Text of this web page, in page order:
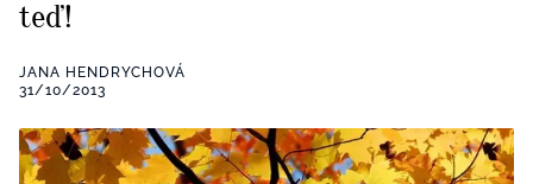
Všechny kategorie
RETROHUBKY
PSYCHOLOGIE
Všechny kategorie
Seberozvoj
ZDRAVÍ
teď!
JANA HENDRYCHOVÁ
31/10/2013